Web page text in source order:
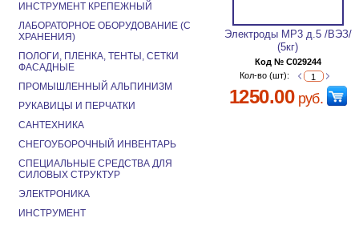
Электроды МР3 д.5 /ВЭЗ/
(5кг)
Код № C029244
Кол-во (шт):
1250.00руб.
ИНСТРУМЕНТ КРЕПЕЖНЫЙ
ЛАБОРАТОРНОЕ ОБОРУДОВАНИЕ (С
ХРАНЕНИЯ)
ПОЛОГИ, ПЛЕНКА, ТЕНТЫ, СЕТКИ
ФАСАДНЫЕ
ПРОМЫШЛЕННЫЙ АЛЬПИНИЗМ
РУКАВИЦЫ И ПЕРЧАТКИ
САНТЕХНИКА
СНЕГОУБОРОЧНЫЙ ИНВЕНТАРЬ
СПЕЦИАЛЬНЫЕ СРЕДСТВА ДЛЯ
СИЛОВЫХ СТРУКТУР
ЭЛЕКТРОНИКА
ИНСТРУМЕНТ